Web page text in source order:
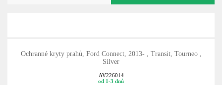
Ochranné kryty prahů, Ford Connect, 2013- , Transit, Tourneo ,
Silver
AV226014
od 1-3 dnů